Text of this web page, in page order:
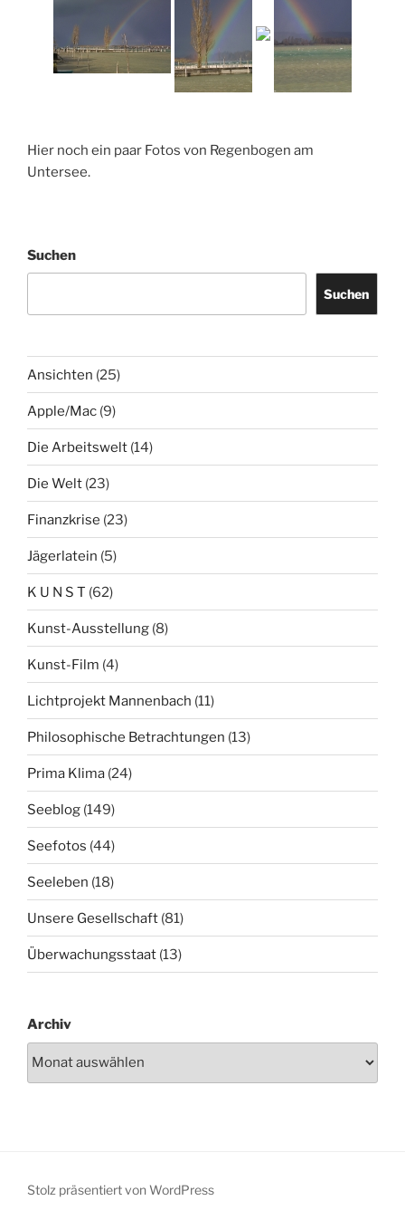
Hier noch ein paar Fotos von Regenbogen am
Untersee.
Suchen
Suchen
Ansichten (25)
Apple/Mac (9)
Die Arbeitswelt (14)
Die Welt (23)
Finanzkrise (23)
Jägerlatein (5)
K U N S T (62)
Kunst-Ausstellung (8)
Kunst-Film (4)
Lichtprojekt Mannenbach (11)
Philosophische Betrachtungen (13)
Prima Klima (24)
Seeblog (149)
Seefotos (44)
Seeleben (18)
Unsere Gesellschaft (81)
Überwachungsstaat (13)
Archiv
Stolz präsentiert von WordPress